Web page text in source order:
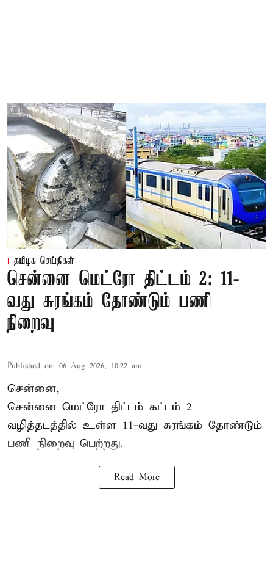
தமிழக செய்திகள்
சென்னை மெட்ரோ திட்டம் 2: 11-
வது சுரங்கம் தோண்டும் பணி
நிறைவு
Published on: 06 Aug 2026, 10:22 am
சென்னை,
சென்னை மெட்ரோ திட்டம் கட்டம் 2
வழித்தடத்தில் உள்ள 11-வது சுரங்கம் தோண்டும்
பணி நிறைவு பெற்றது.
Read More